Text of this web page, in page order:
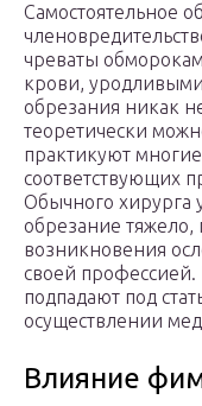
Самостоятельное
чреваты
крови,
обрезания никак
теоретически
практикуют
соответствующих
Обычного хирурга
обрезание тяжело,
возникновения
своей
подпадают под
осуществлении
Влияние